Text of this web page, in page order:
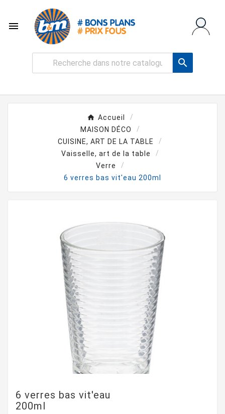


Accueil
MAISON DÉCO
CUISINE, ART DE LA TABLE
Vaisselle, art de la table
Verre
6 verres bas vit'eau 200ml
6 verres bas vit'eau
200ml